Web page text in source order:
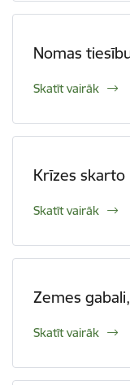
Nomas
Skatīt vairāk
Krīzes
Skatīt vairāk
Zemes
Skatīt vairāk